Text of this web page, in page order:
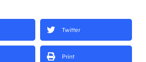
Twitter
Print